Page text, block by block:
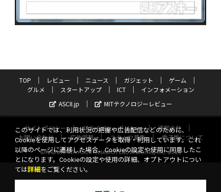
TOP レビュー ニュース ガジェット
ゲーム
グルメ
スタートアップ ICT
インフォメーション
ASCII.jp
MITテクノロジーレビュー
サイトポリシー プライバシーポリシー
運営会社
お問い合わせ
広告掲載 スタッフ募集
電子版について
©KADOKAWA ASCII Research Laboratories, Inc. 2026
このサイトでは、利用状況の把握や広告配信などのために、
Cookieを使用してアクセスデータを取得・利用しています。これ
以降のページに遷移した場合、Cookieの設定や使用に同意したこ
とになります。Cookieの設定や使用の詳細、オプトアウトについ
ては詳細 をご覧ください。